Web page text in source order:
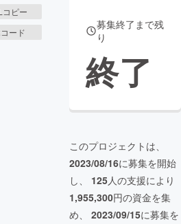
コピー
ード
募集終了まで残
り
終了
このプロジェクトは、
2023/08/16に募集を開始
し、 125人の支援により
1,955,300円の資金を集
め、 2023/09/15に募集を